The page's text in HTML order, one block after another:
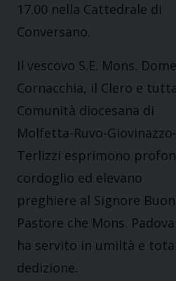
17.00 nella Cattedrale di
Conversano.
Il vescovo S.E. Mons.
Cornacchia, il Clero e
Comunità diocesana di
Molfetta-Ruvo-Giovinazzo-
Terlizzi esprimono
cordoglio ed elevano
preghiere al Signore Buon
Pastore che Mons.
ha servito in umiltà e
dedizione.